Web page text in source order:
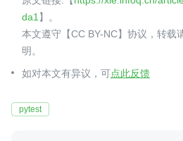
da1】。
本文遵守【CC BY-NC】协议，转载
明。
如对本文有异议，可点此反馈
pytest